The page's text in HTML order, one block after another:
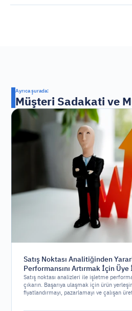
Ayrıca şurada:
Müşteri Sadakati ve
Satış Noktası Analitiğinden
Performansını Artırmak İçin
Satış noktası analizleri ile işletme
çıkarın. Başarıya ulaşmak için ürün
fiyatlandırmayı, pazarlamayı ve çalışan